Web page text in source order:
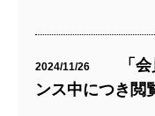
2024/11/26
「会
ンス中につき閲